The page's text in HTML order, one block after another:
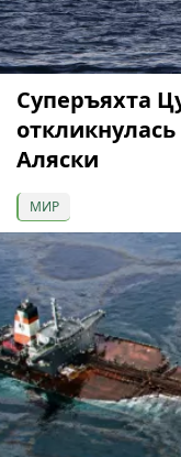
Суперъяхта
Аляски
МИР